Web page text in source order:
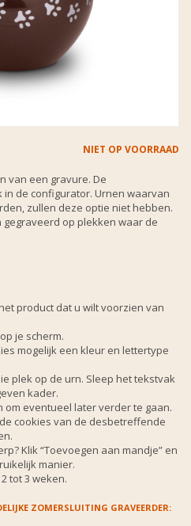
NIET OP VOORRAAD
van een gravure. De
de configurator. Urnen waarvan
zullen deze optie niet hebben.
op plekken waar de
het product dat u wilt voorzien van
je scherm.
mogelijk een kleur en lettertype
plek op de urn. Sleep het tekstvak
kader.
om eventueel later verder te gaan.
cookies van de desbetreffende
Klik “Toevoegen aan mandje” en
manier.
tot 3 weken.
ZOMERSLUITING GRAVEERDER: